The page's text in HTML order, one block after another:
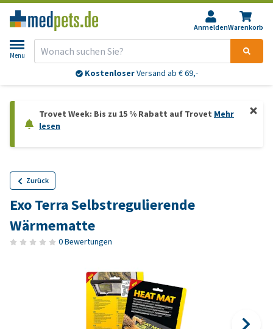
AnmeldenWarenkorb
Menu
KostenloserVersand ab € 69,-
Trovet Week: Bis zu 15 % Rabatt auf Trovet Mehr
lesen
Zurück
Exo Terra Selbstregulierende
Wärmematte
0 Bewertungen